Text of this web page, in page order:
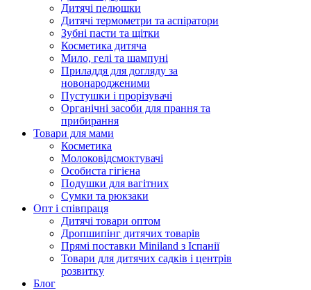
Дитячі пелюшки
Дитячі термометри та аспіратори
Зубні пасти та щітки
Косметика дитяча
Мило, гелі та шампуні
Приладдя для догляду за
новонародженими
Пустушки і прорізувачі
Органічні засоби для прання та
прибирання
Товари для мами
Косметика
Молоковідсмоктувачі
Особиста гігієна
Подушки для вагітних
Сумки та рюкзаки
Опт і співпраця
Дитячі товари оптом
Дропшипінг дитячих товарів
Прямі поставки Miniland з Іспанії
Товари для дитячих садків і центрів
розвитку
Блог